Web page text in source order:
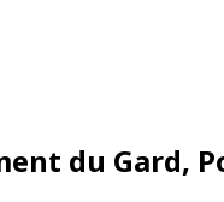
du Gard,